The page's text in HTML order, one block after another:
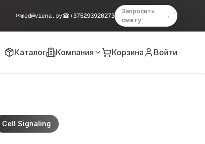
✉med@viena.by☎+375293920273
Запросить
смету
→
Каталог Компания Корзина Войти
Cell Signaling